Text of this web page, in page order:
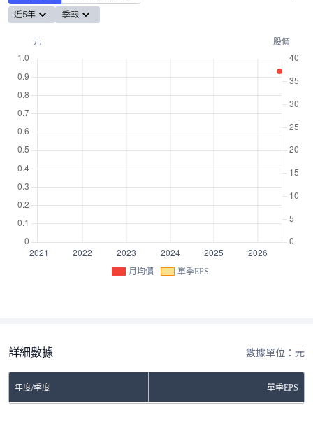
近5年 季報
月均價 單季EPS
詳細數據 數據單位：元
年度/季度 單季EPS